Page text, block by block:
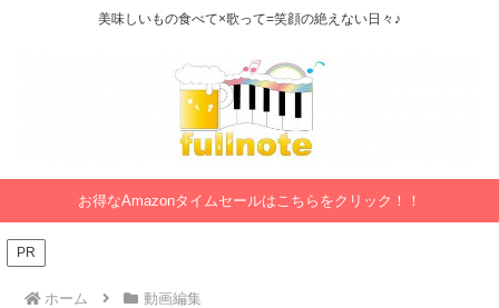
美味しいもの食べて×歌って=笑顔の絶えない日々♪
お得なAmazonタイムセールはこちらをクリック！！
PR
ホーム 動画編集